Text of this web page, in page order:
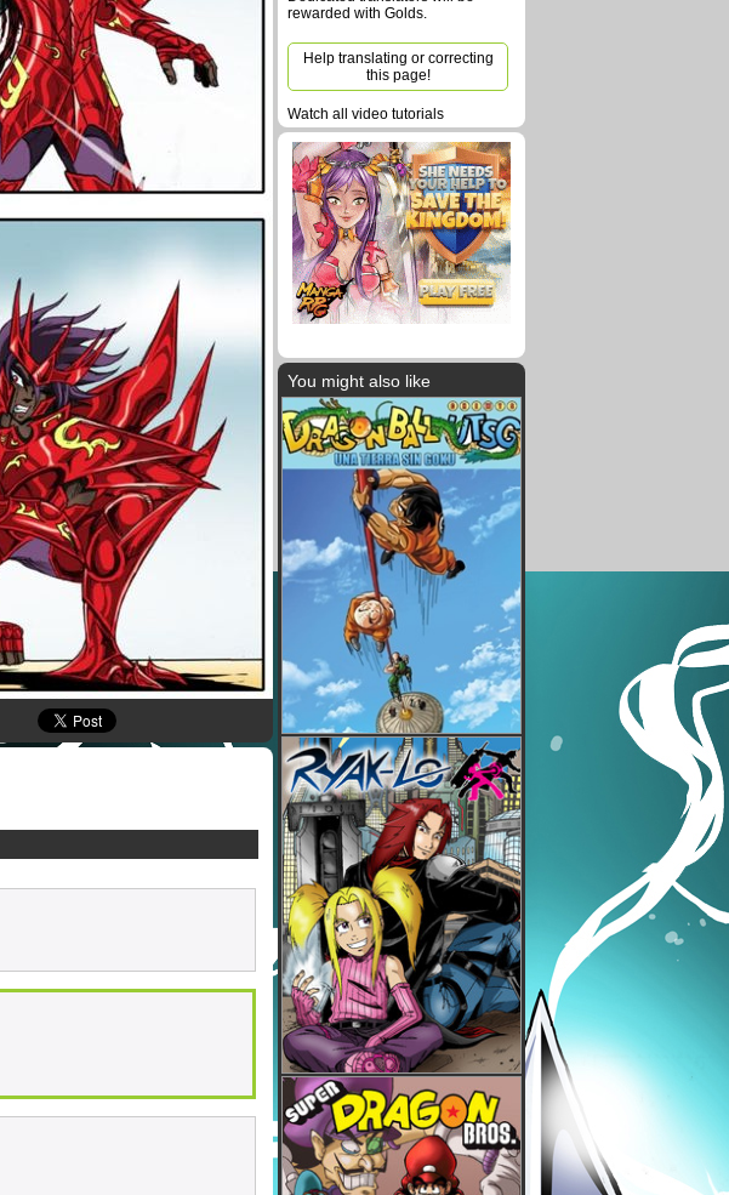
rewarded with Golds.
Help translating or correcting
this page!
Watch all video tutorials
You might also like